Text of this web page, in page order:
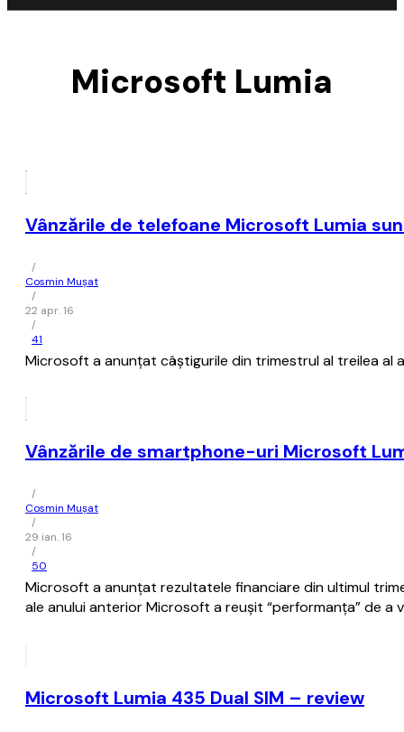
Microsoft Lumia
Vânzările de telefoane Microsoft Lumia
/
Cosmin Mușat
/
22 apr. 16
/
41
Microsoft a anunţat câştigurile din trimestrul al treilea al
Vânzările de smartphone-uri Microsoft
/
Cosmin Mușat
/
29 ian. 16
/
50
Microsoft a anunţat rezultatele financiare din ultimul
ale anului anterior Microsoft a reuşit “performanţa” de a
Microsoft Lumia 435 Dual SIM – review